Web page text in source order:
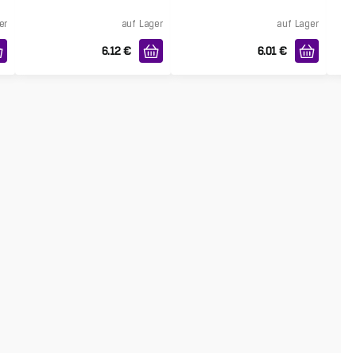
auf Lager
6.12 €
auf Lager
6.01 €